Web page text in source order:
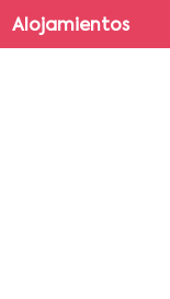
Alojamientos